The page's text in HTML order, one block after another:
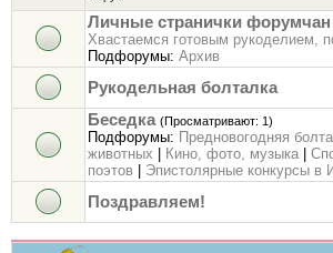
Личные странички форумчан
Хвастаемся готовым рукоделием,
Подфорумы: Архив
Рукодельная болталка
Беседка (Просматривают: 1)
Подфорумы: Предновогодняя
животных
Кино, фото, музыка
поэтов
Эпистолярные конкурсы в
Поздравляем!